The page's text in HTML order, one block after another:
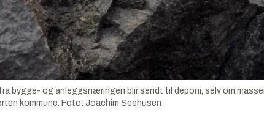
fra bygge- og anleggsnæringen blir sendt til deponi, selv om
kommune. Foto: Joachim Seehusen